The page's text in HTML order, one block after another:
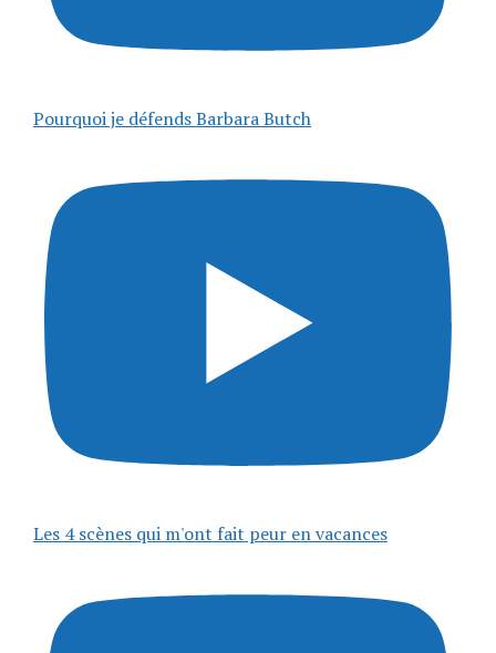
Pourquoi je défends Barbara Butch
Les 4 scènes qui m'ont fait peur en vacances